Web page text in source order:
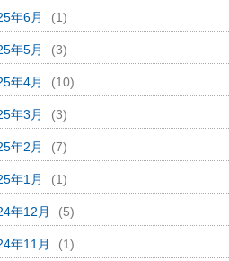
年6月 (1)
年5月 (3)
年4月 (10)
年3月 (3)
年2月 (7)
年1月 (1)
年12月 (5)
年11月 (1)